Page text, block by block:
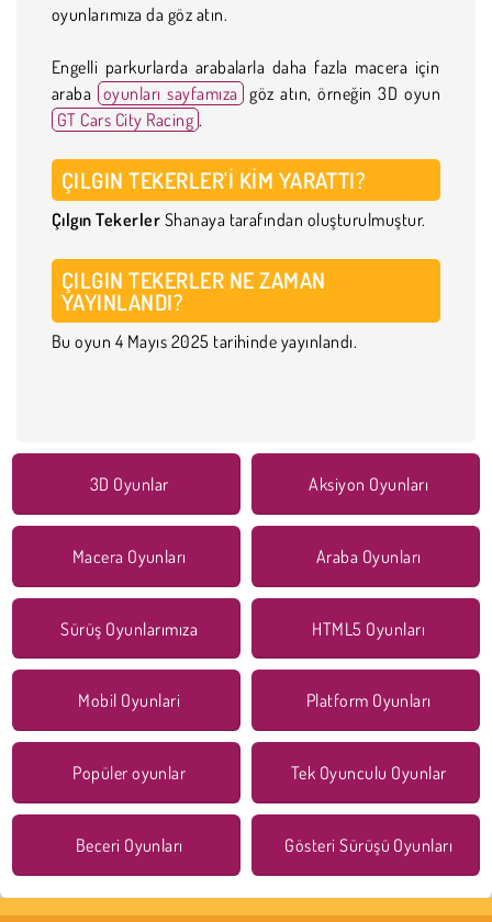
oyunlarımıza da göz atın.
Engelli parkurlarda arabalarla daha fazla macera için
araba oyunları sayfamıza göz atın, örneğin 3D oyun
GT Cars City Racing .
ÇILGIN TEKERLER'I KIM YARATTI?
Çılgın Tekerler Shanaya tarafından oluşturulmuştur.
ÇILGIN TEKERLER NE ZAMAN
YAYINLANDI?
Bu oyun 4 Mayıs 2025 tarihinde yayınlandı.
3D Oyunlar Aksiyon Oyunları
Macera Oyunları Araba Oyunları
Sürüş Oyunlarımıza HTML5 Oyunları
Mobil Oyunlari Platform Oyunları
Popüler oyunlar Tek Oyunculu Oyunlar
Beceri Oyunları Gösteri Sürüşü Oyunları